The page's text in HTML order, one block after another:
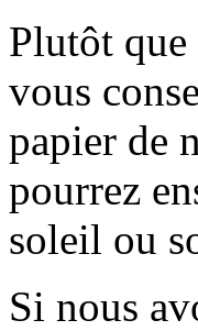
Plutôt que
vous
papier de
pourrez
soleil ou
Si nous